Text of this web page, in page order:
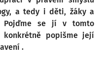
a tedy i děti, žáky a
Pojďme se jí v tomto
konkrétně popišme její
.